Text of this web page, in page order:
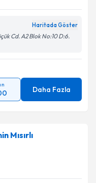
Haritada Göster
Cd. A2 Blok No:10 D:6.
Daha Fazla
Mısırlı